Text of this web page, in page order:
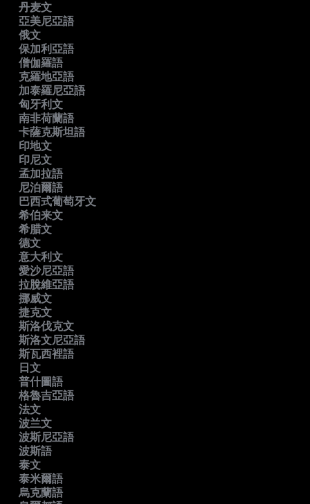
丹麦文
亞美尼亞語
俄文
保加利亞語
僧伽羅語
克羅地亞語
加泰羅尼亞語
匈牙利文
南非荷蘭語
卡薩克斯坦語
印地文
印尼文
孟加拉語
尼泊爾語
巴西式葡萄牙文
希伯来文
希腊文
德文
意大利文
愛沙尼亞語
拉脫維亞語
挪威文
捷克文
斯洛伐克文
斯洛文尼亞語
斯瓦西裡語
日文
普什圖語
格魯吉亞語
法文
波兰文
波斯尼亞語
波斯語
泰文
泰米爾語
烏克蘭語